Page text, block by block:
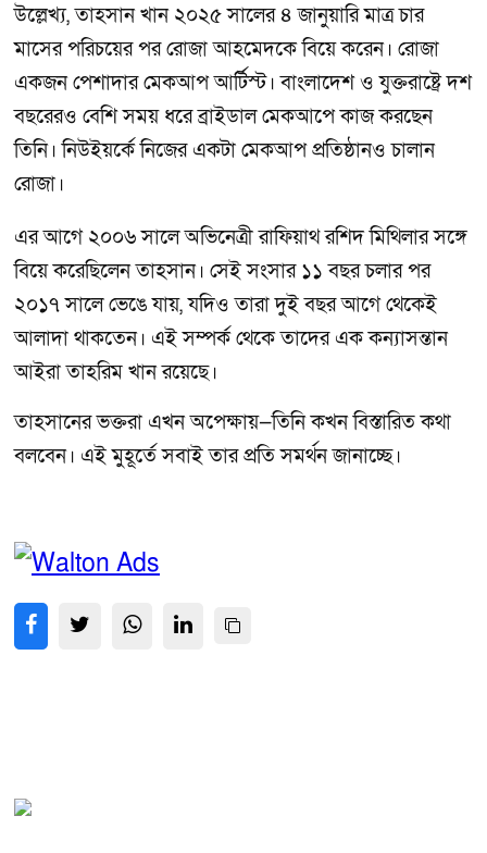
উল্লেখ্য, তাহসান খান ২০২৫ সালের ৪ জানুয়ারি মাত্র চার
মাসের পরিচয়ের পর রোজা আহমেদকে বিয়ে করেন। রোজা
একজন পেশাদার মেকআপ আর্টিস্ট। বাংলাদেশ ও যুক্তরাষ্ট্রে দশ
বছরেরও বেশি সময় ধরে ব্রাইডাল মেকআপে কাজ করছেন
তিনি। নিউইয়র্কে নিজের একটা মেকআপ প্রতিষ্ঠানও চালান
রোজা।
এর আগে ২০০৬ সালে অভিনেত্রী রাফিয়াথ রশিদ মিথিলার সঙ্গে
বিয়ে করেছিলেন তাহসান। সেই সংসার ১১ বছর চলার পর
২০১৭ সালে ভেঙে যায়, যদিও তারা দুই বছর আগে থেকেই
আলাদা থাকতেন। এই সম্পর্ক থেকে তাদের এক কন্যাসন্তান
আইরা তাহরিম খান রয়েছে।
তাহসানের ভক্তরা এখন অপেক্ষায়—তিনি কখন বিস্তারিত কথা
বলবেন। এই মুহূর্তে সবাই তার প্রতি সমর্থন জানাচ্ছে।